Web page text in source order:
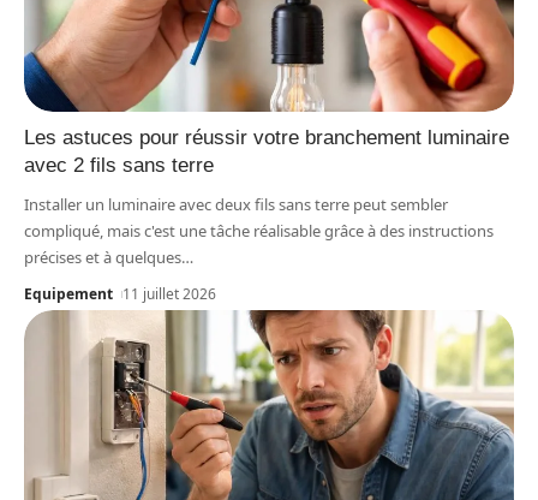
Les astuces pour réussir votre branchement luminaire
avec 2 fils sans terre
Installer un luminaire avec deux fils sans terre peut sembler
compliqué, mais c'est une tâche réalisable grâce à des instructions
précises et à quelques…
Equipement 11 juillet 2026